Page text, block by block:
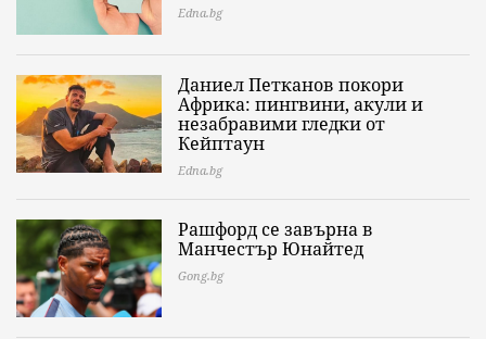
Edna.bg
Даниел Петканов покори
Африка: пингвини, акули и
незабравими гледки от
Кейптаун
Edna.bg
Рашфорд се завърна в
Манчестър Юнайтед
Gong.bg